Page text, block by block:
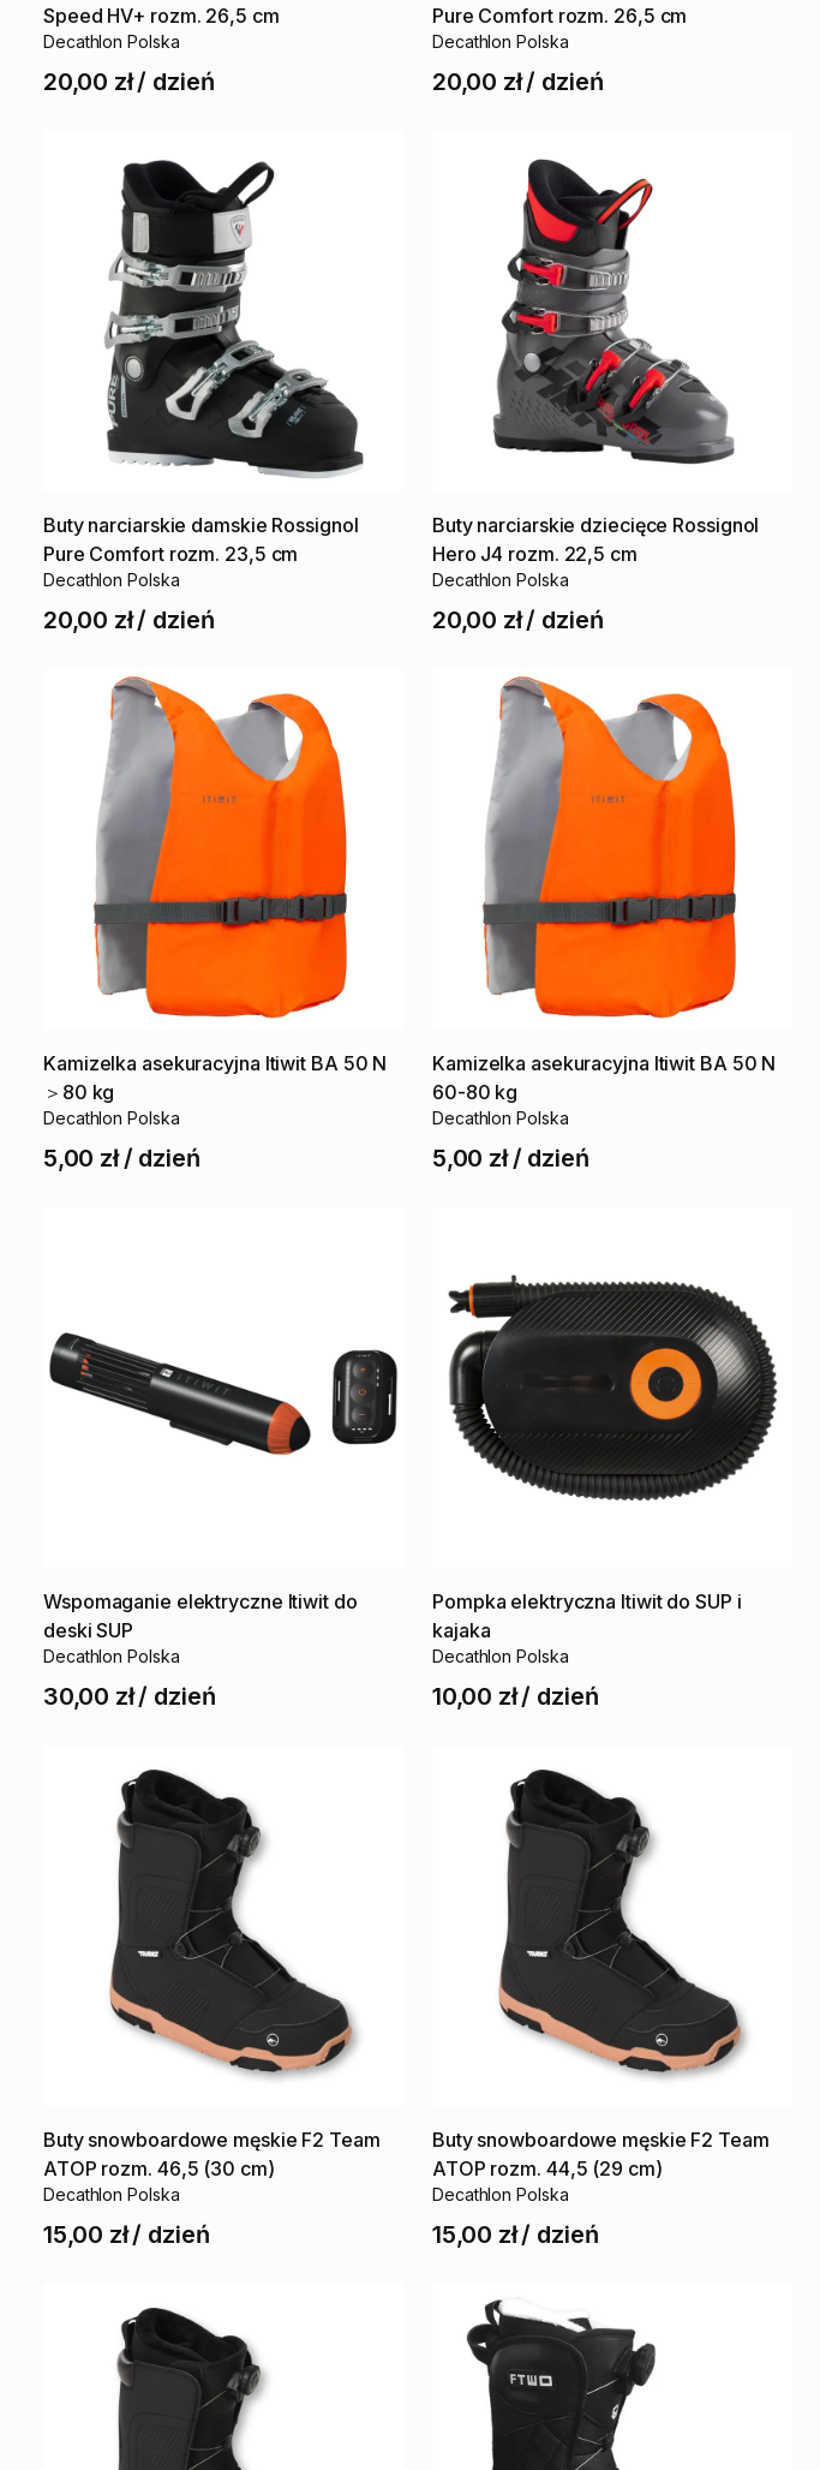
Speed HV+ rozm. 26​,​5 cm
Decathlon Polska
20,00 zł/ dzień
Pure Comfort rozm. 26​,​5 cm
Decathlon Polska
20,00 zł/ dzień
Buty narciarskie damskie Rossignol
Pure Comfort rozm. 23​,​​5 cm
Decathlon Polska
20,00 zł/ dzień
Buty narciarskie dziecięce Rossignol
Hero J4 rozm. 22​,​5 cm
Decathlon Polska
20,00 zł/ dzień
Kamizelka asekuracyjna Itiwit BA 50 N
＞80 kg
Decathlon Polska
5,00 zł / dzień
Kamizelka asekuracyjna Itiwit BA 50 N
60-80 kg
Decathlon Polska
5,00 zł / dzień
Wspomaganie elektryczne Itiwit do
deski SUP
Decathlon Polska
30,00 zł/ dzień
Pompka elektryczna Itiwit do SUP i
kajaka
Decathlon Polska
10,00 zł/ dzień
Buty snowboardowe męskie F2 Team
ATOP rozm. 46​,​5 (30 cm)
Decathlon Polska
15,00 zł/ dzień
Buty snowboardowe męskie F2 Team
ATOP rozm. 44​,​5 (29 cm)
Decathlon Polska
15,00 zł/ dzień